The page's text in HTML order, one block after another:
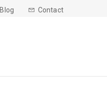
Blog Contact